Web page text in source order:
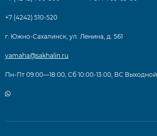
+7 (4242) 510-520
г. Южно-Сахалинск, ул. Ленина, д. 561
yamaha@sakhalin.ru
Пн-Пт 09:00—18:00, Сб 10:00-13:00, ВС Выходной